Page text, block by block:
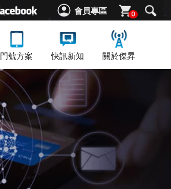
會員專區 0
門號方案 快訊新知 關於傑昇